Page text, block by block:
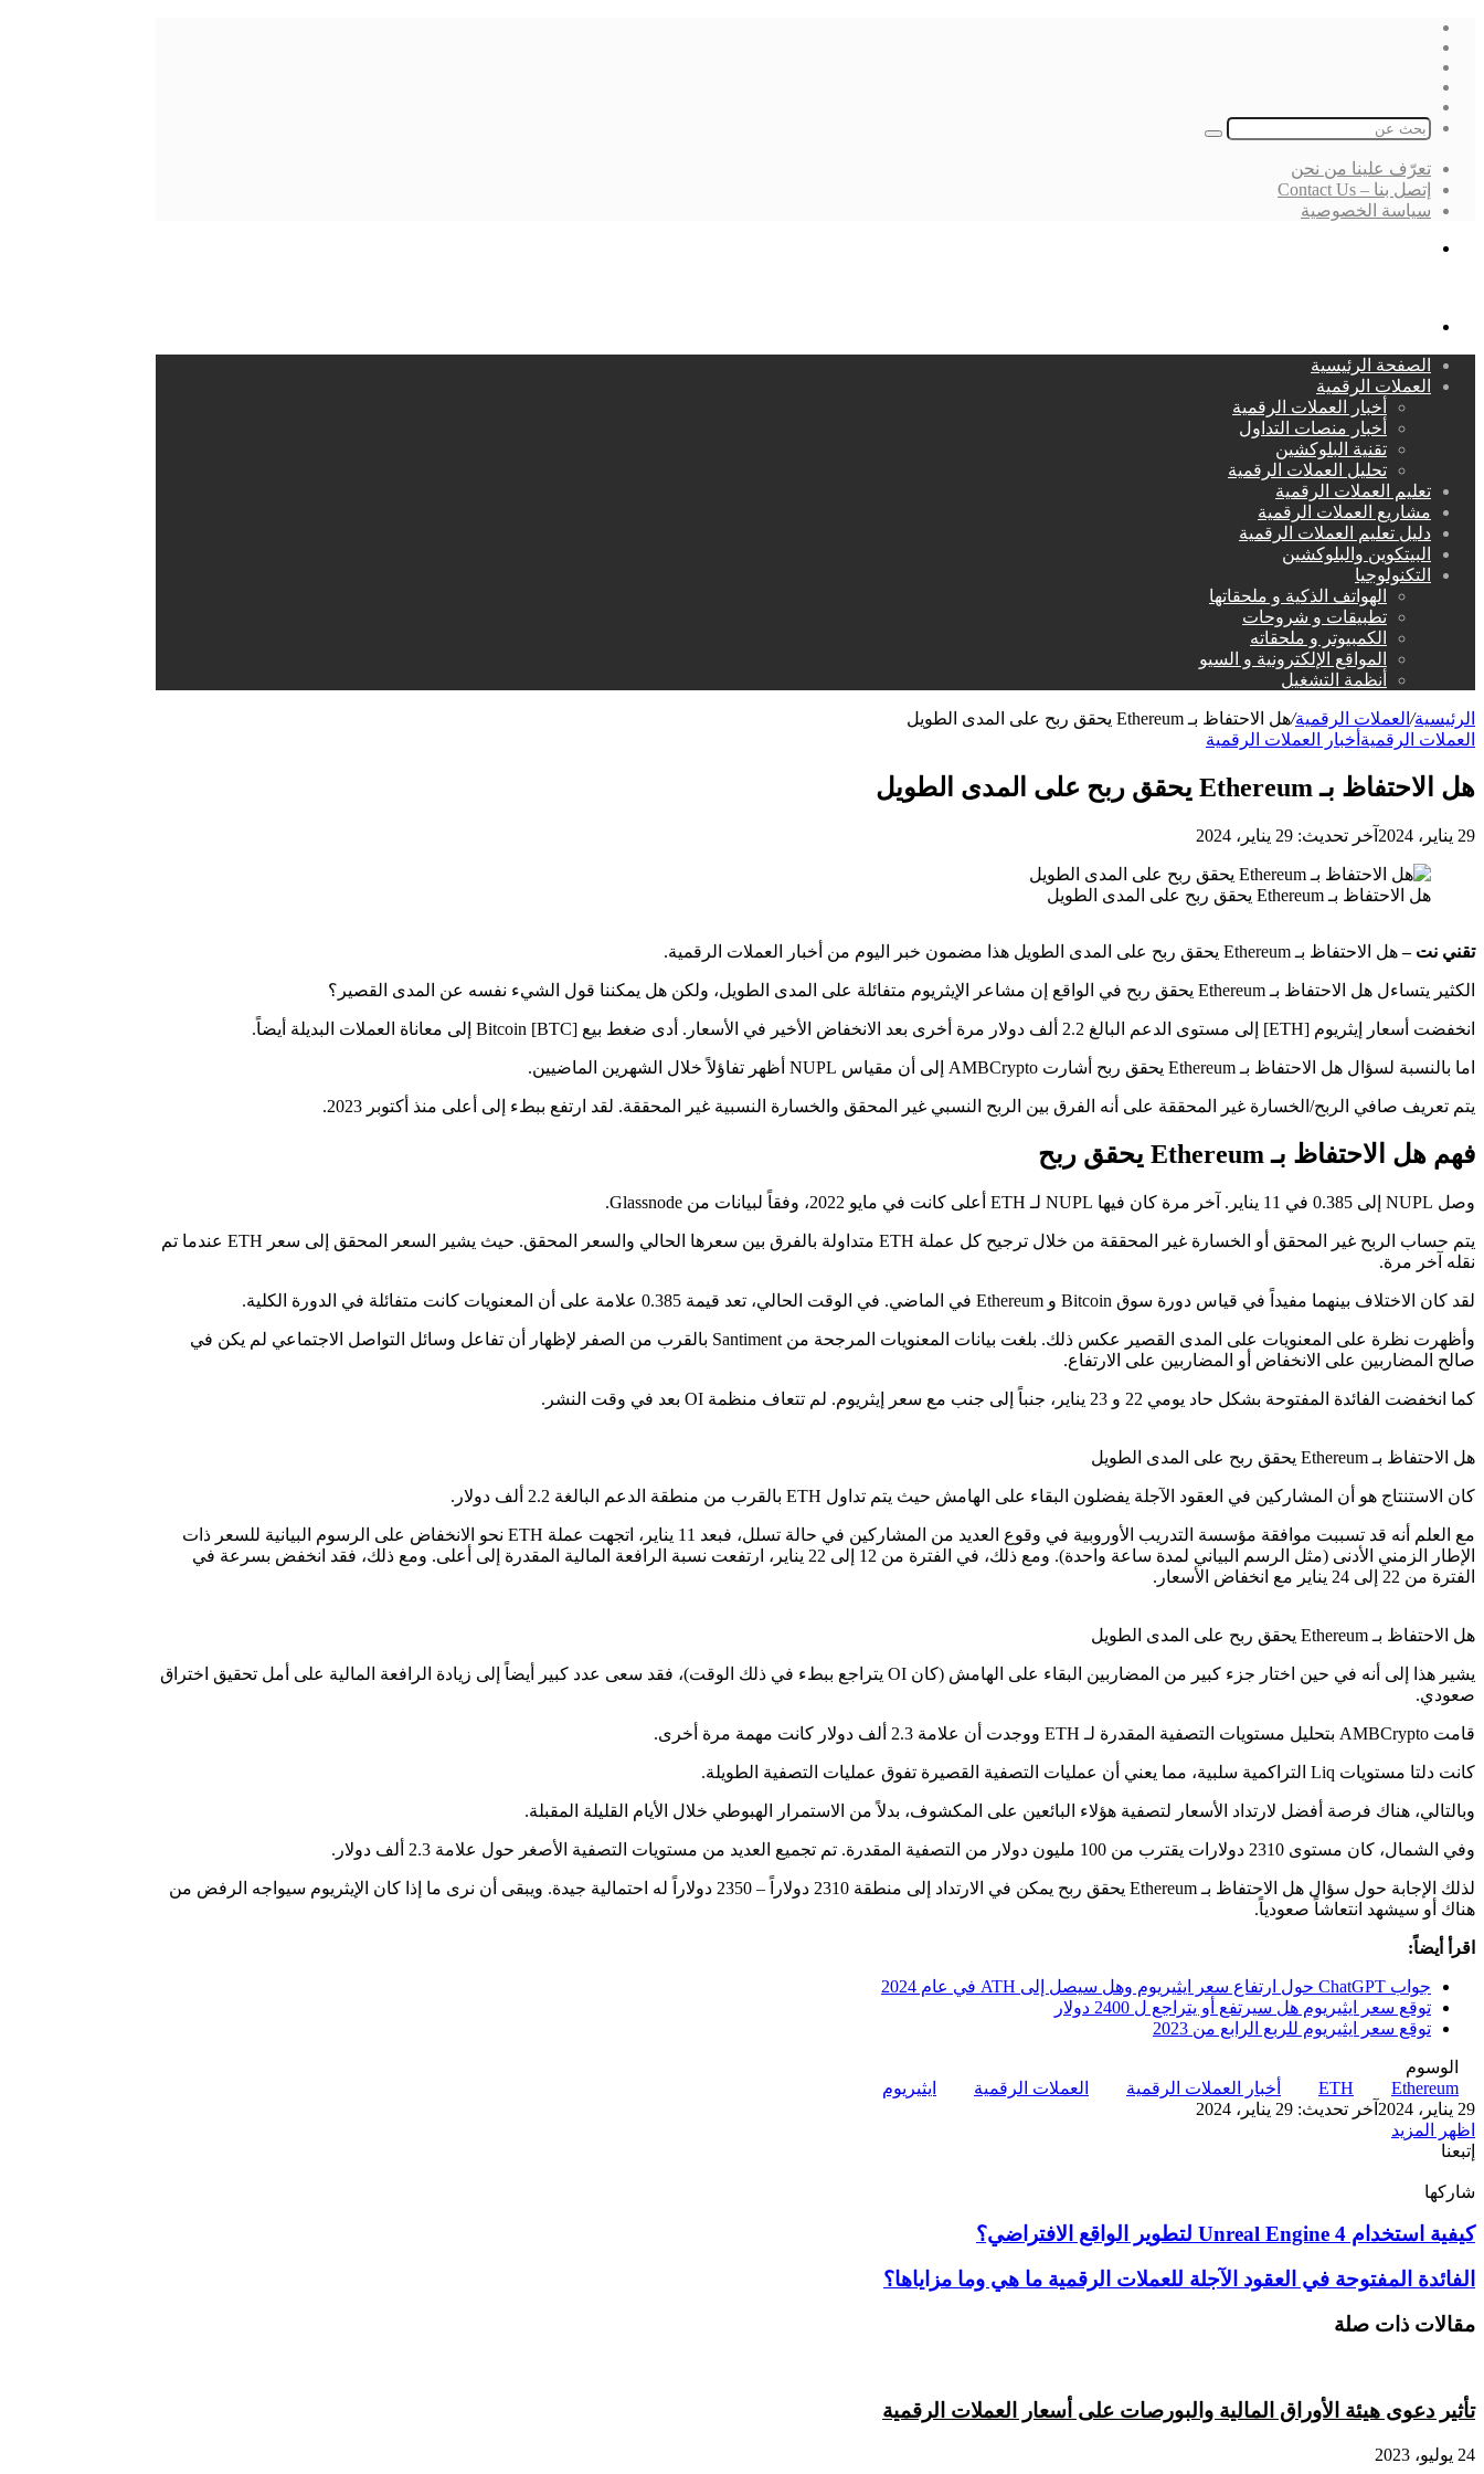
بحث
تعرّف علينا من نحن
إتصل بنا – Contact Us
سياسة الخصوصية
الصفحة الرئيسية
العملات الرقمية
أخبار العملات الرقمية
أخبار منصات التداول
تقنية البلوكشين
تحليل العملات الرقمية
تعليم العملات الرقمية
مشاريع العملات الرقمية
دليل تعليم العملات الرقمية
البيتكوين والبلوكشين
التكنولوجيا
الهواتف الذكية و ملحقاتها
تطبيقات و شروحات
الكمبيوتر و ملحقاته
المواقع الإلكترونية و السيو
أنظمة التشغيل
الرئيسية/ العملات الرقمية/هل الاحتفاظ بـ Ethereum يحقق ربح على المدى الطويل
العملات الرقمية أخبار العملات الرقمية
هل الاحتفاظ بـ Ethereum يحقق ربح على المدى الطويل
29 يناير، 2024 آخر تحديث: 29 يناير، 2024
هل الاحتفاظ بـ Ethereum يحقق ربح على المدى الطويل
تقني نت –هل الاحتفاظ بـ Ethereum يحقق ربح على المدى الطويل هذا مضمون خبر اليوم من أخبار العملات الرقمية.
الكثير يتساءل هل الاحتفاظ بـ Ethereum يحقق ربح في الواقع إن مشاعر الإيثريوم متفائلة على المدى الطويل، ولكن هل يمكننا قول الشيء نفسه عن المدى القصير؟
انخفضت أسعار إيثريوم [ETH] إلى مستوى الدعم البالغ 2.2 ألف دولار مرة أخرى بعد الانخفاض الأخير في الأسعار. أدى ضغط بيع Bitcoin [BTC] إلى معاناة العملات البديلة أيضاً.
اما بالنسبة لسؤال هل الاحتفاظ بـ Ethereum يحقق ربح أشارت AMBCrypto إلى أن مقياس NUPL أظهر تفاؤلاً خلال الشهرين الماضيين.
يتم تعريف صافي الربح/الخسارة غير المحققة على أنه الفرق بين الربح النسبي غير المحقق والخسارة النسبية غير المحققة. لقد ارتفع ببطء إلى أعلى منذ أكتوبر 2023.
فهم هل الاحتفاظ بـ Ethereum يحقق ربح
وصل NUPL إلى 0.385 في 11 يناير. آخر مرة كان فيها NUPL لـ ETH أعلى كانت في مايو 2022، وفقاً لبيانات من Glassnode.
يتم حساب الربح غير المحقق أو الخسارة غير المحققة من خلال ترجيح كل عملة ETH متداولة بالفرق بين سعرها الحالي والسعر المحقق. حيث يشير السعر المحقق إلى سعر ETH عندما تم
نقله آخر مرة.
لقد كان الاختلاف بينهما مفيداً في قياس دورة سوق Bitcoin و Ethereum في الماضي. في الوقت الحالي، تعد قيمة 0.385 علامة على أن المعنويات كانت متفائلة في الدورة الكلية.
وأظهرت نظرة على المعنويات على المدى القصير عكس ذلك. بلغت بيانات المعنويات المرجحة من Santiment بالقرب من الصفر لإظهار أن تفاعل وسائل التواصل الاجتماعي لم يكن في
صالح المضاربين على الانخفاض أو المضاربين على الارتفاع.
كما انخفضت الفائدة المفتوحة بشكل حاد يومي 22 و 23 يناير، جنباً إلى جنب مع سعر إيثريوم. لم تتعاف منظمة OI بعد في وقت النشر.
هل الاحتفاظ بـ Ethereum يحقق ربح على المدى الطويل
كان الاستنتاج هو أن المشاركين في العقود الآجلة يفضلون البقاء على الهامش حيث يتم تداول ETH بالقرب من منطقة الدعم البالغة 2.2 ألف دولار.
مع العلم أنه قد تسببت موافقة مؤسسة التدريب الأوروبية في وقوع العديد من المشاركين في حالة تسلل، فبعد 11 يناير، اتجهت عملة ETH نحو الانخفاض على الرسوم البيانية للسعر ذات
الإطار الزمني الأدنى (مثل الرسم البياني لمدة ساعة واحدة). ومع ذلك، في الفترة من 12 إلى 22 يناير، ارتفعت نسبة الرافعة المالية المقدرة إلى أعلى. ومع ذلك، فقد انخفض بسرعة في
الفترة من 22 إلى 24 يناير مع انخفاض الأسعار.
هل الاحتفاظ بـ Ethereum يحقق ربح على المدى الطويل
يشير هذا إلى أنه في حين اختار جزء كبير من المضاربين البقاء على الهامش (كان OI يتراجع ببطء في ذلك الوقت)، فقد سعى عدد كبير أيضاً إلى زيادة الرافعة المالية على أمل تحقيق اختراق
صعودي.
قامت AMBCrypto بتحليل مستويات التصفية المقدرة لـ ETH ووجدت أن علامة 2.3 ألف دولار كانت مهمة مرة أخرى.
كانت دلتا مستويات Liq التراكمية سلبية، مما يعني أن عمليات التصفية القصيرة تفوق عمليات التصفية الطويلة.
وبالتالي، هناك فرصة أفضل لارتداد الأسعار لتصفية هؤلاء البائعين على المكشوف، بدلاً من الاستمرار الهبوطي خلال الأيام القليلة المقبلة.
وفي الشمال، كان مستوى 2310 دولارات يقترب من 100 مليون دولار من التصفية المقدرة. تم تجميع العديد من مستويات التصفية الأصغر حول علامة 2.3 ألف دولار.
لذلك الإجابة حول سؤال هل الاحتفاظ بـ Ethereum يحقق ربح يمكن في الارتداد إلى منطقة 2310 دولاراً – 2350 دولاراً له احتمالية جيدة. ويبقى أن نرى ما إذا كان الإيثريوم سيواجه الرفض من
هناك أو سيشهد انتعاشاً صعودياً.
اقرأ أيضاً:
جواب ChatGPT حول ارتفاع سعر ايثيريوم وهل سيصل إلى ATH في عام 2024
توقع سعر ايثيريوم هل سيرتفع أو يتراجع ل 2400 دولار
توقع سعر ايثيريوم للربع الرابع من 2023
الوسوم
ETH
Ethereum أخبار العملات الرقمية العملات الرقمية
ايثيريوم
29 يناير، 2024
آخر تحديث: 29 يناير، 2024
اظهر المزيد
إتبعنا
شاركها
كيفية
Unreal
Engine
لتطوير
كيفية استخدام Unreal Engine 4 لتطوير الواقع الافتراضي؟
الفائدة
في
الرقمية
ما
هي
وما
الفائدة المفتوحة في العقود الآجلة للعملات الرقمية ما هي وما مزاياها؟
مقالات ذات صلة
تأثير دعوى هيئة الأوراق المالية والبورصات على أسعار العملات الرقمية
24 يوليو، 2023